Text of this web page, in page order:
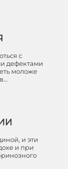
с
дефектами
моложе
и эти
и при